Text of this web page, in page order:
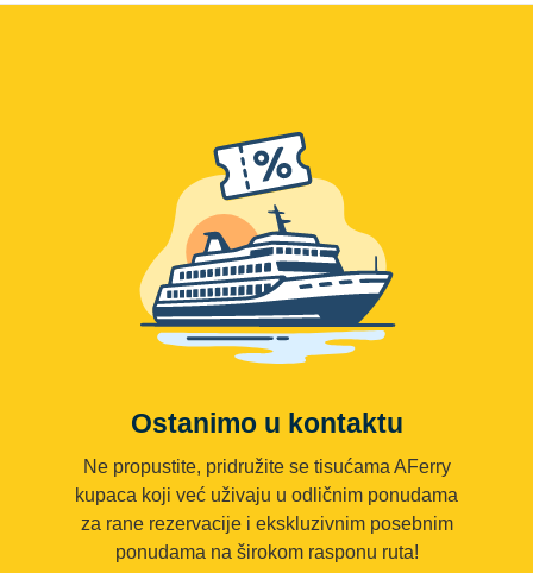
Ostanimo u kontaktu
Ne propustite, pridružite se tisućama AFerry
kupaca koji već uživaju u odličnim ponudama
za rane rezervacije i ekskluzivnim posebnim
ponudama na širokom rasponu ruta!